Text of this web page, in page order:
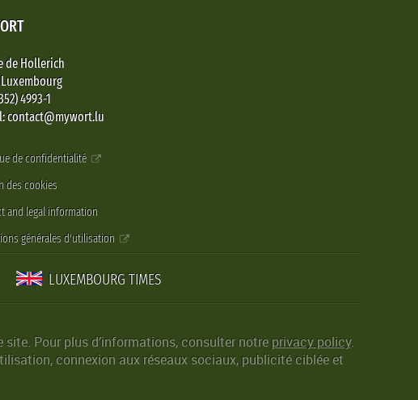
de Hollerich
Luxembourg
4993-1
contact@mywort.lu
de confidentialité
des cookies
and legal information
générales d'utilisation
LUXEMBOURG TIMES
Pour plus d’informations, consulter notreprivacy policy.
connexion aux réseaux sociaux, publicité ciblée et